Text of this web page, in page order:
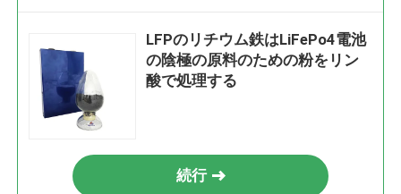
LFPのリチウム鉄はLiFePo4電池
の陰極の原料のための粉をリン
酸で処理する
続行